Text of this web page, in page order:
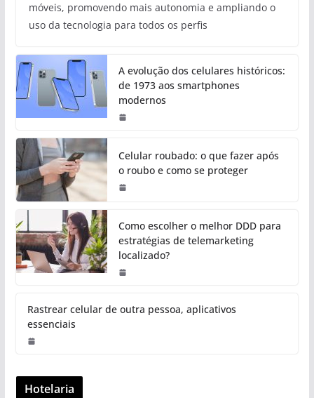
móveis, promovendo mais autonomia e ampliando o
uso da tecnologia para todos os perfis
A evolução dos celulares históricos:
de 1973 aos smartphones
modernos
Celular roubado: o que fazer após
o roubo e como se proteger
Como escolher o melhor DDD para
estratégias de telemarketing
localizado?
Rastrear celular de outra pessoa, aplicativos
essenciais
Hotelaria